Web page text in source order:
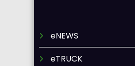
eNEWS
eTRUCK